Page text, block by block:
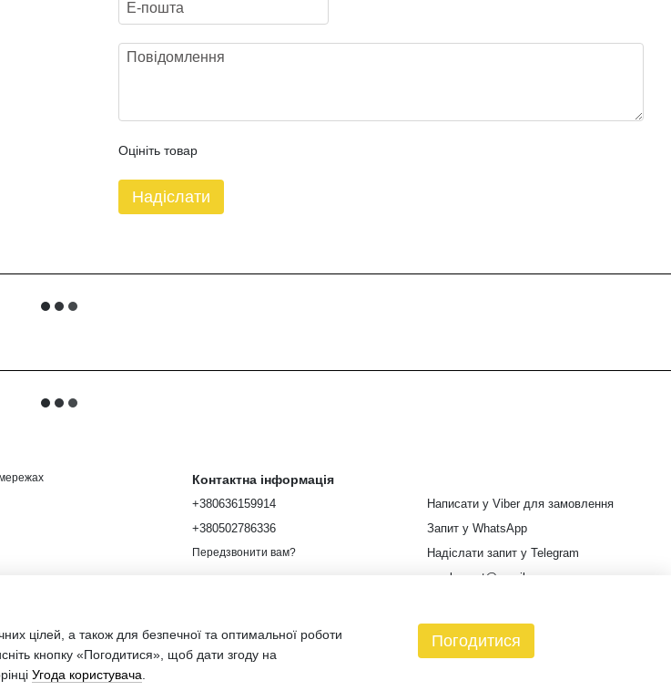
Оцініть товар
Надіслати
Контактна інформація
+380636159914
+380502786336
Передзвонити вам?
Написати у Viber для замовлення
Запит у WhatsApp
Надіслати запит у Telegram
euroleopart@gmail.com
Мапа проїзду
цілей, а також для безпечної та оптимальної роботи
кнопку «Погодитися», щоб дати згоду на
Угода користувача
Погодитися